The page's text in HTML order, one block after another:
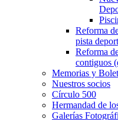
Reforma
pista
Reforma
contiguos
Memorias y
Nuestros socios
Círculo 500
Hermandad de
Galerías